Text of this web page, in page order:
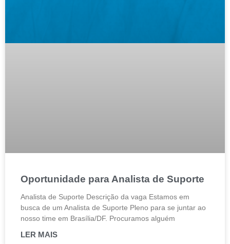
Oportunidade para Analista de Suporte
Analista de Suporte Descrição da vaga Estamos em
busca de um Analista de Suporte Pleno para se juntar ao
nosso time em Brasília/DF. Procuramos alguém
LER MAIS